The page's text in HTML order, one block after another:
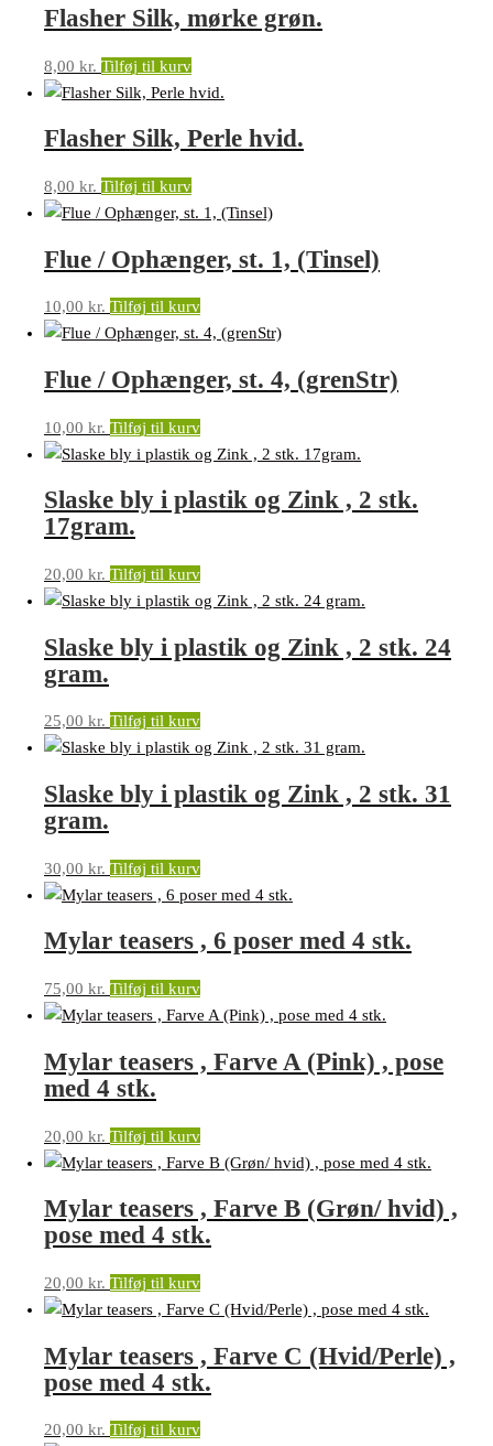
Flasher Silk, mørke grøn.
8,00 kr. Tilføj til kurv
Flasher Silk, Perle hvid.
8,00 kr. Tilføj til kurv
Flue / Ophænger, st. 1, (Tinsel)
10,00 kr. Tilføj til kurv
Flue / Ophænger, st. 4, (grenStr)
10,00 kr. Tilføj til kurv
Slaske bly i plastik og Zink , 2 stk.
17gram.
20,00 kr. Tilføj til kurv
Slaske bly i plastik og Zink , 2 stk. 24
gram.
25,00 kr. Tilføj til kurv
Slaske bly i plastik og Zink , 2 stk. 31
gram.
30,00 kr. Tilføj til kurv
Mylar teasers , 6 poser med 4 stk.
75,00 kr. Tilføj til kurv
Mylar teasers , Farve A (Pink) , pose
med 4 stk.
20,00 kr. Tilføj til kurv
Mylar teasers , Farve B (Grøn/ hvid) ,
pose med 4 stk.
20,00 kr. Tilføj til kurv
Mylar teasers , Farve C (Hvid/Perle) ,
pose med 4 stk.
20,00 kr. Tilføj til kurv